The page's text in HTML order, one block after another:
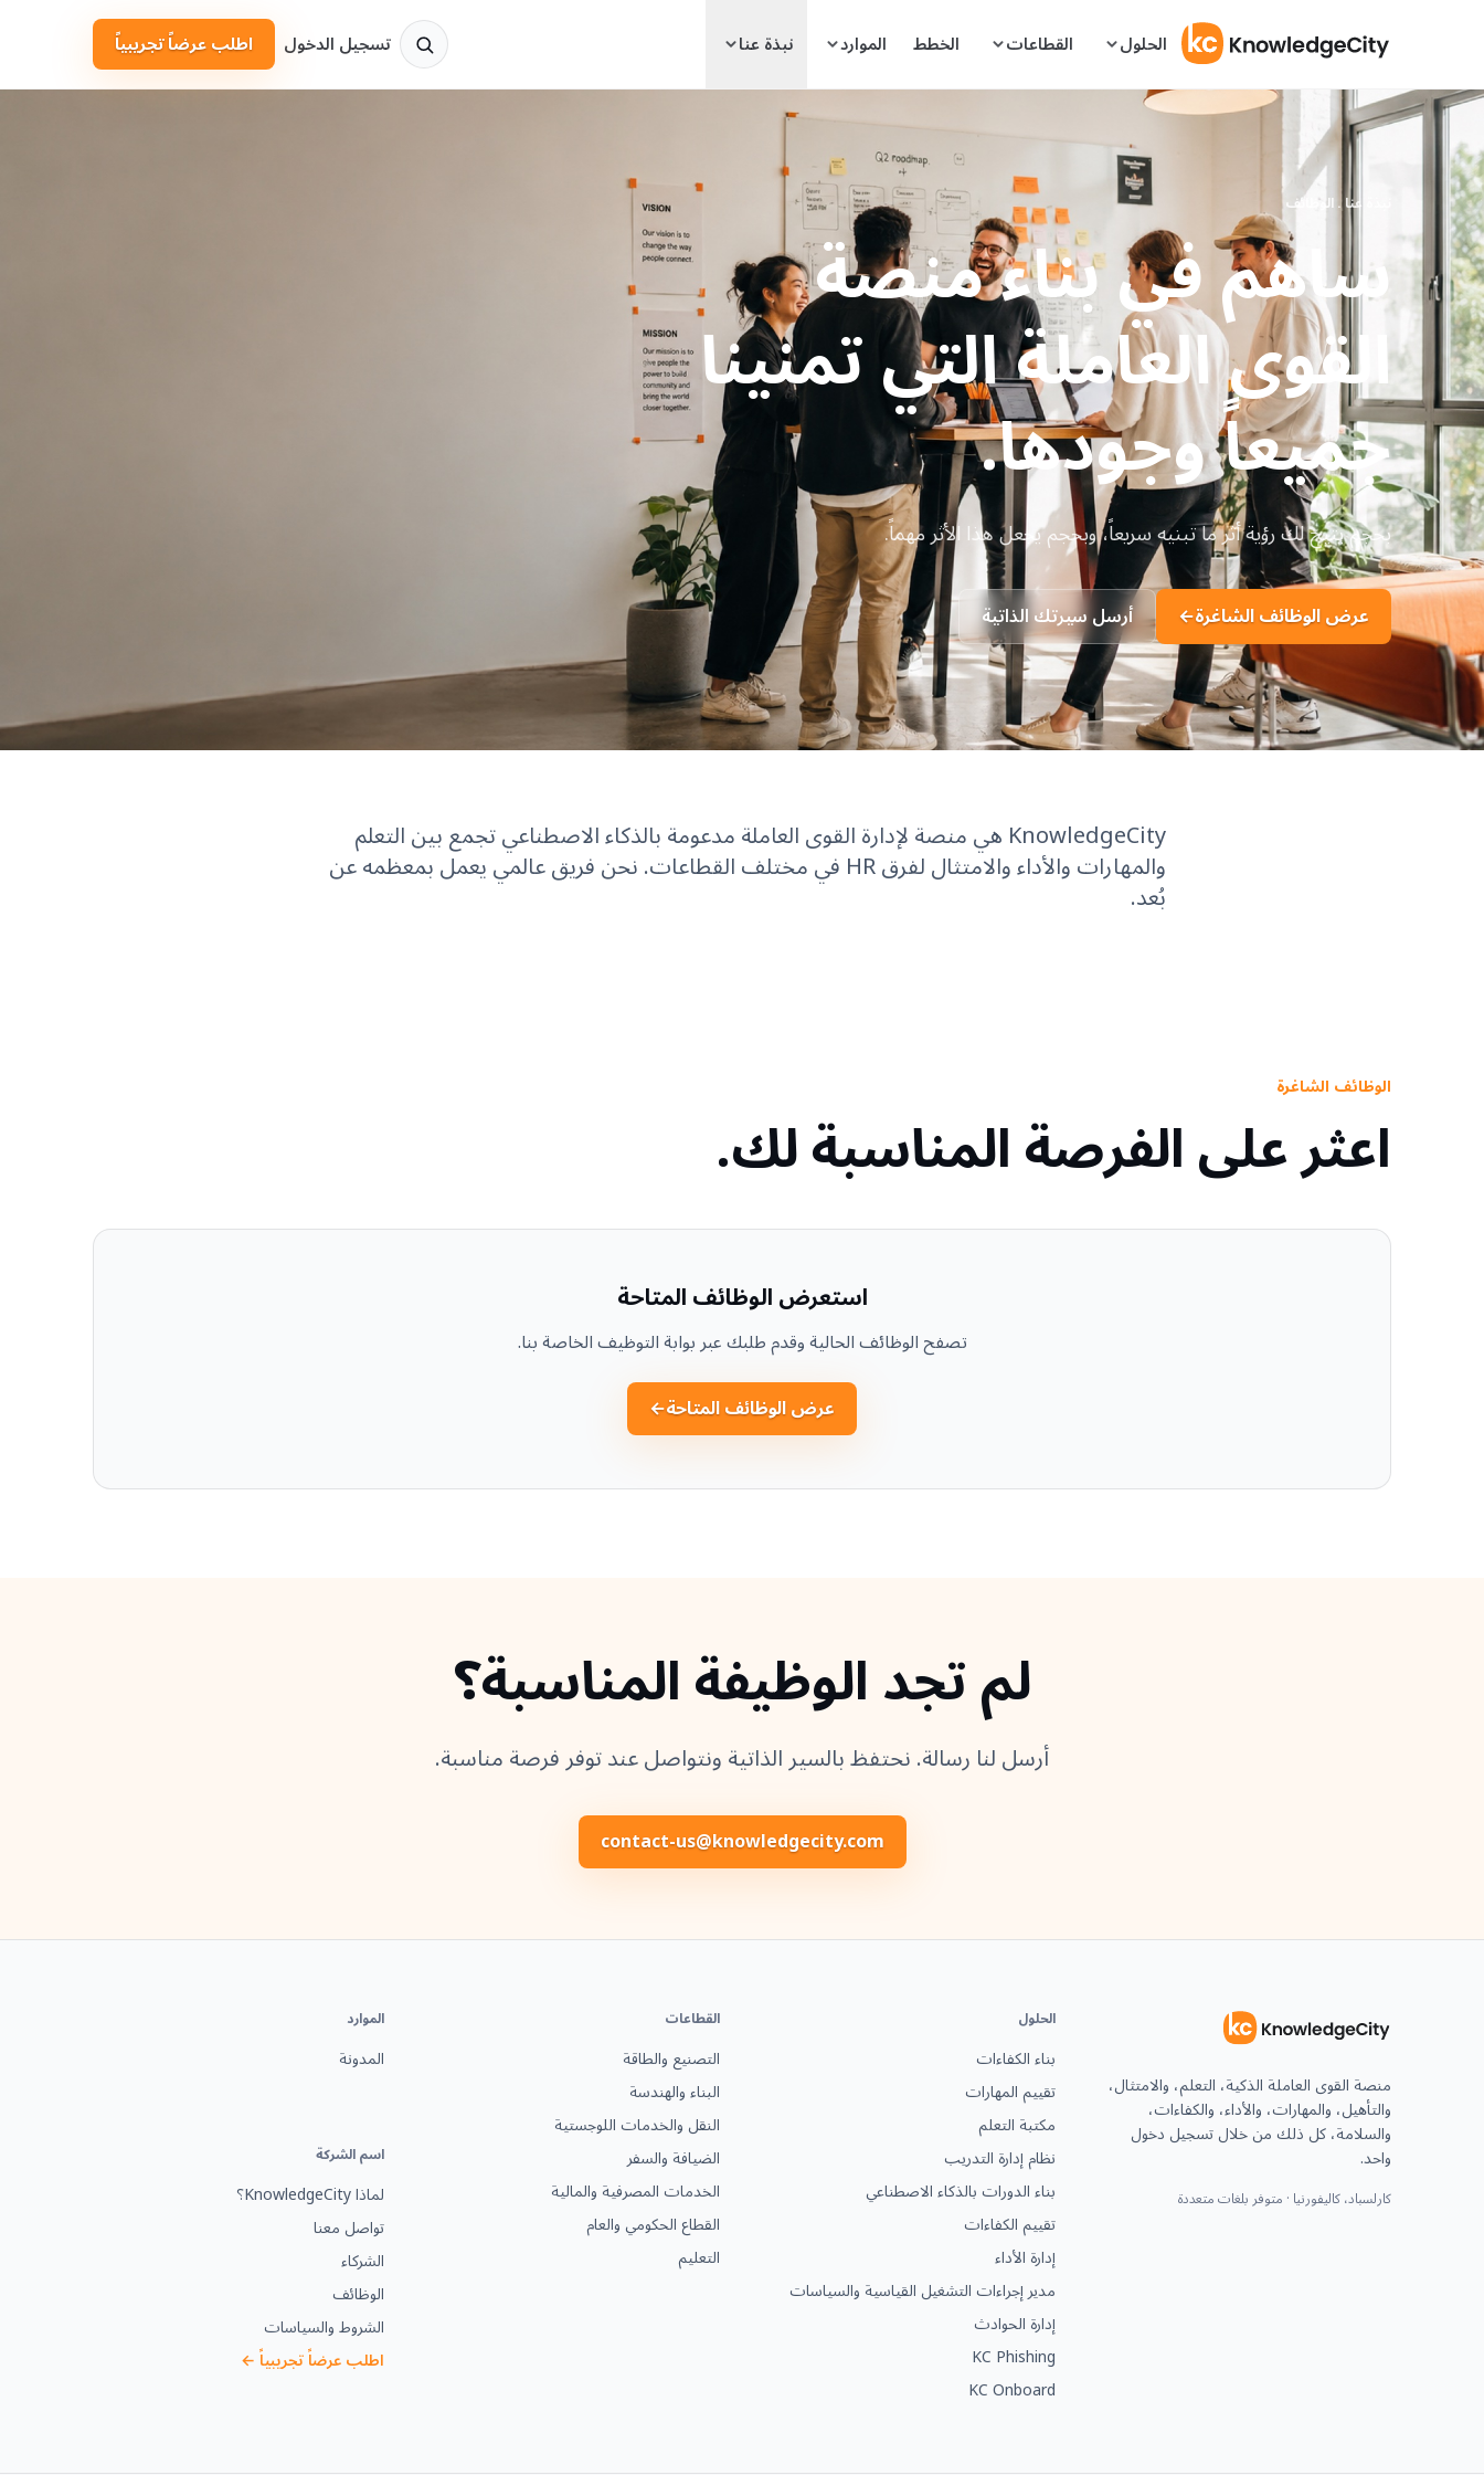
الحلول القطاعات الخطط الموارد نبذة عنا تسجيل الدخول اطلب عرضاً تجريبياً
نبذة عنا . الوظائف
ساهم في بناء منصة
القوى العاملة التي تمنينا
جميعاً وجودها.
بحجم يتيح لك رؤية أثر ما تبنيه سريعاً، وبحجم يجعل هذا الأثر مهماً.
عرض الوظائف الشاغرة← أرسل سيرتك الذاتية
KnowledgeCity هي منصة لإدارة القوى العاملة مدعومة بالذكاء الاصطناعي تجمع بين التعلم
والمهارات والأداء والامتثال لفرق HR في مختلف القطاعات. نحن فريق عالمي يعمل بمعظمه عن
بُعد.
الوظائف الشاغرة
اعثر على الفرصة المناسبة لك.
استعرض الوظائف المتاحة
تصفح الوظائف الحالية وقدم طلبك عبر بوابة التوظيف الخاصة بنا.
عرض الوظائف المتاحة←
لم تجد الوظيفة المناسبة؟
أرسل لنا رسالة. نحتفظ بالسير الذاتية ونتواصل عند توفر فرصة مناسبة.
contact-us@knowledgecity.com
منصة القوى العاملة الذكية، التعلم، والامتثال،
والتأهيل، والمهارات، والأداء، والكفاءات،
والسلامة، كل ذلك من خلال تسجيل دخول
واحد.
كارلسباد، كاليفورنيا · متوفر بلغات متعددة
الحلول
بناء الكفاءات
تقييم المهارات
مكتبة التعلم
نظام إدارة التدريب
بناء الدورات بالذكاء الاصطناعي
تقييم الكفاءات
إدارة الأداء
مدير إجراءات التشغيل القياسية والسياسات
إدارة الحوادث
KC Phishing
KC Onboard
القطاعات
التصنيع والطاقة
البناء والهندسة
النقل والخدمات اللوجستية
الضيافة والسفر
الخدمات المصرفية والمالية
القطاع الحكومي والعام
التعليم
الموارد
المدونة
اسم الشركة
لماذا KnowledgeCity؟
تواصل معنا
الشركاء
الوظائف
الشروط والسياسات
اطلب عرضاً تجريبياً ←